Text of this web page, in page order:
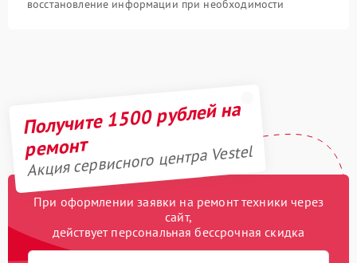
восстановление информации при необходимости
Получите 1500 рублей на
ремонт
Акция сервисного центра Vestel
При оформлении заявки на ремонт техники через
сайт,
действует персональная бессрочная скидка